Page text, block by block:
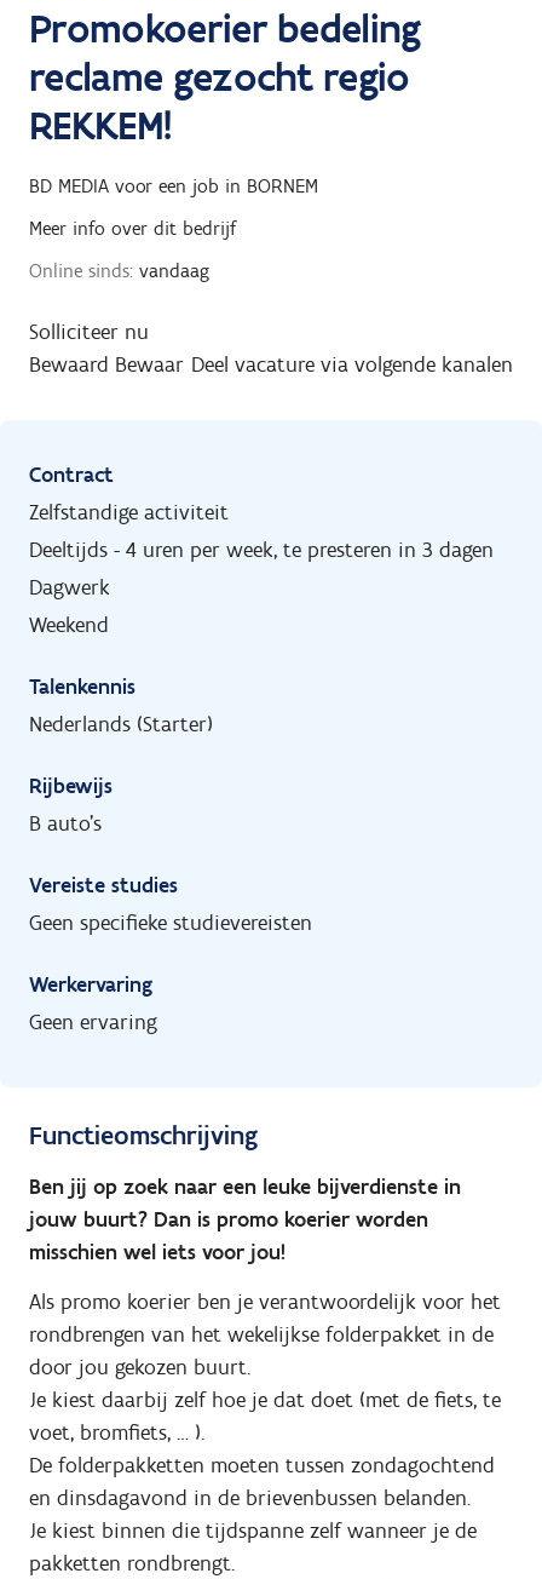
Promokoerier bedeling
reclame gezocht regio
REKKEM!
BD MEDIA voor een job in BORNEM
Meer info over dit bedrijf
Online sinds: vandaag
Solliciteer nu
Bewaard Bewaar Deel vacature via volgende kanalen
Contract
Zelfstandige activiteit
Deeltijds - 4 uren per week, te presteren in 3 dagen
Dagwerk
Weekend
Talenkennis
Nederlands (Starter)
Rijbewijs
B auto's
Vereiste studies
Geen specifieke studievereisten
Werkervaring
Geen ervaring
Functieomschrijving
Ben jij op zoek naar een leuke bijverdienste in
jouw buurt? Dan is promo koerier worden
misschien wel iets voor jou!
Als promo koerier ben je verantwoordelijk voor het
rondbrengen van het wekelijkse folderpakket in de
door jou gekozen buurt.
Je kiest daarbij zelf hoe je dat doet (met de fiets, te
voet, bromfiets, … ).
De folderpakketten moeten tussen zondagochtend
en dinsdagavond in de brievenbussen belanden.
Je kiest binnen die tijdspanne zelf wanneer je de
pakketten rondbrengt.